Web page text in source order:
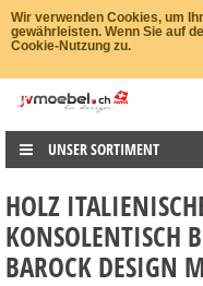
Wir verwenden Cookies, um
gewährleisten. Wenn Sie auf
Cookie-Nutzung zu.
UNSER SORTIMENT
HOLZ
KONSOLENTISCH
BAROCK DESIGN